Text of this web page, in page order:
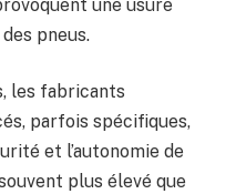
une usure
pneus.
les fabricants
parfois spécifiques,
et l’autonomie de
plus élevé que